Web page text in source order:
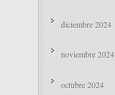
diciembre 2024
noviembre 2024
octubre 2024